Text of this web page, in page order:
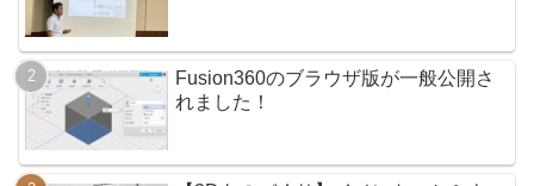
Fusion360のブラウザ版が一般公開さ
れました！